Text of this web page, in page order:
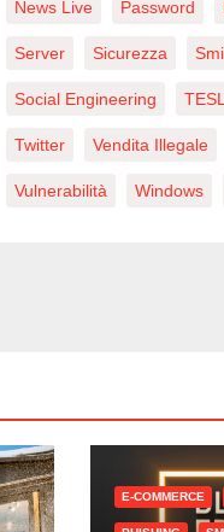
News Live Password
Server Sicurezza
Social Engineering
Twitter Vendita Illegale
Vulnerabilità Windows
E-COMMERCE